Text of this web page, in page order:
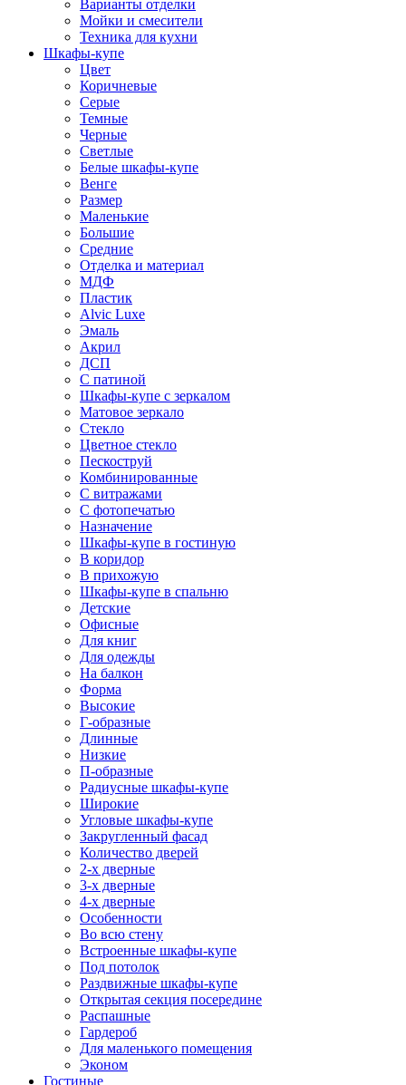
Варианты отделки
Мойки и смесители
Техника для кухни
Шкафы-купе
Цвет
Коричневые
Серые
Темные
Черные
Светлые
Белые шкафы-купе
Венге
Размер
Маленькие
Большие
Средние
Отделка и материал
МДФ
Пластик
Alvic Luxe
Эмаль
Акрил
ДСП
С патиной
Шкафы-купе с зеркалом
Матовое зеркало
Стекло
Цветное стекло
Пескоструй
Комбинированные
С витражами
С фотопечатью
Назначение
Шкафы-купе в гостиную
В коридор
В прихожую
Шкафы-купе в спальню
Детские
Офисные
Для книг
Для одежды
На балкон
Форма
Высокие
Г-образные
Длинные
Низкие
П-образные
Радиусные шкафы-купе
Широкие
Угловые шкафы-купе
Закругленный фасад
Количество дверей
2-х дверные
3-х дверные
4-х дверные
Особенности
Во всю стену
Встроенные шкафы-купе
Под потолок
Раздвижные шкафы-купе
Открытая секция посередине
Распашные
Гардероб
Для маленького помещения
Эконом
Гостиные